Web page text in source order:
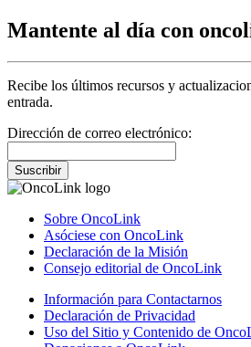
Mantente al día con
Recibe los últimos recursos y
entrada.
Dirección de correo electrónico:
Suscribir
Sobre OncoLink
Asóciese con OncoLink
Declaración de la Misión
Consejo editorial de OncoLink
Información para Contactarnos
Declaración de Privacidad
Uso del Sitio y Contenido de